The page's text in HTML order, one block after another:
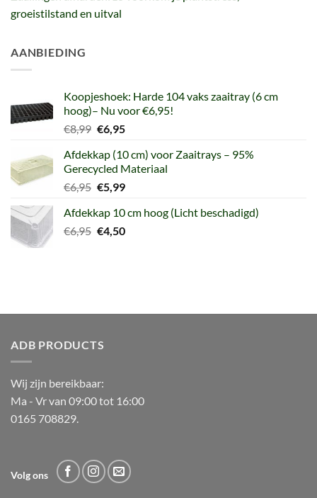
groeistilstand en uitval
AANBIEDING
Koopjeshoek: Harde 104 vaks zaaitray (6 cm
hoog)– Nu voor €6,95!
€8,99 Oorspronkelijke
was:
€8,99.
€6,95Huidige
is:
€6,95.
Afdekkap (10 cm) voor Zaaitrays – 95%
Gerecycled Materiaal
€6,95 Oorspronkelijke
was:
€6,95.
€5,99Huidige
is:
€5,99.
Afdekkap 10 cm hoog (Licht beschadigd)
€6,95 Oorspronkelijke
€4,50Huidige
ADB PRODUCTS
Wij zijn bereikbaar:
Ma - Vr van 09:00 tot 16:00
0165 708829.
Volg ons